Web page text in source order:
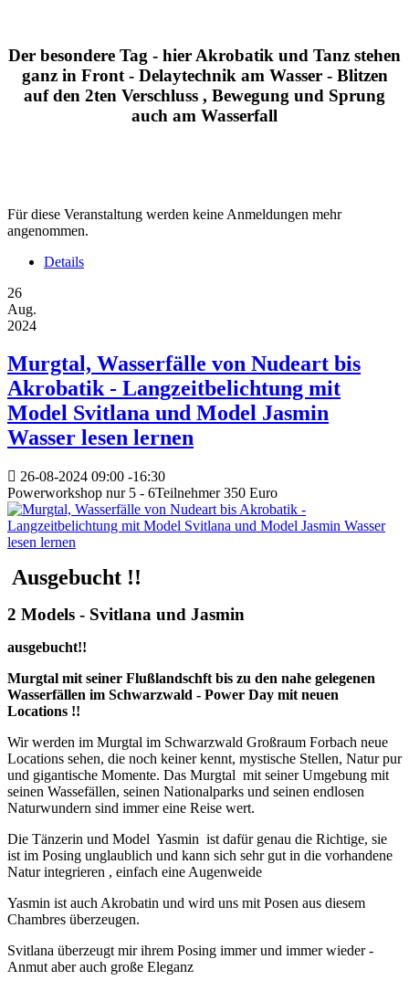
Der besondere Tag - hier Akrobatik und Tanz stehen
ganz in Front - Delaytechnik am Wasser - Blitzen
auf den 2ten Verschluss , Bewegung und Sprung
auch am Wasserfall
Für diese Veranstaltung werden keine Anmeldungen mehr
angenommen.
Details
26
Aug.
2024
Murgtal, Wasserfälle von Nudeart bis
Akrobatik - Langzeitbelichtung mit
Model Svitlana und Model Jasmin
Wasser lesen lernen
26-08-2024 09:00 -16:30
Powerworkshop nur 5 - 6Teilnehmer 350 Euro
Ausgebucht !!
2 Models - Svitlana und Jasmin
ausgebucht!!
Murgtal mit seiner Flußlandschft bis zu den nahe gelegenen
Wasserfällen im Schwarzwald - Power Day mit neuen
Locations !!
Wir werden im Murgtal im Schwarzwald Großraum Forbach neue
Locations sehen, die noch keiner kennt, mystische Stellen, Natur pur
und gigantische Momente. Das Murgtal mit seiner Umgebung mit
seinen Wassefällen, seinen Nationalparks und seinen endlosen
Naturwundern sind immer eine Reise wert.
Die Tänzerin und Model Yasmin ist dafür genau die Richtige, sie
ist im Posing unglaublich und kann sich sehr gut in die vorhandene
Natur integrieren , einfach eine Augenweide
Yasmin ist auch Akrobatin und wird uns mit Posen aus diesem
Chambres überzeugen.
Svitlana überzeugt mir ihrem Posing immer und immer wieder -
Anmut aber auch große Eleganz